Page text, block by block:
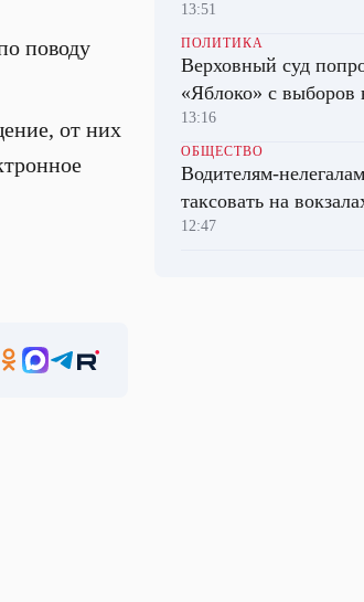
поводу
от них
13:51
ПОЛИТИКА
Верховный суд
«Яблоко» с выборов
13:16
ОБЩЕСТВО
Водителям-
таксовать на
12:47